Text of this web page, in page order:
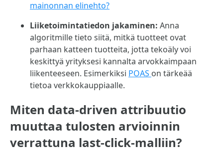
mainonnan elinehto?
Liiketoimintatiedon jakaminen: Anna
algoritmille tieto siitä, mitkä tuotteet ovat
parhaan katteen tuotteita, jotta tekoäly voi
keskittyä yrityksesi kannalta arvokkaimpaan
liikenteeseen. Esimerkiksi POAS on tärkeää
tietoa verkkokauppiaalle.
Miten data-driven attribuutio
muuttaa tulosten arvioinnin
verrattuna last-click-malliin?